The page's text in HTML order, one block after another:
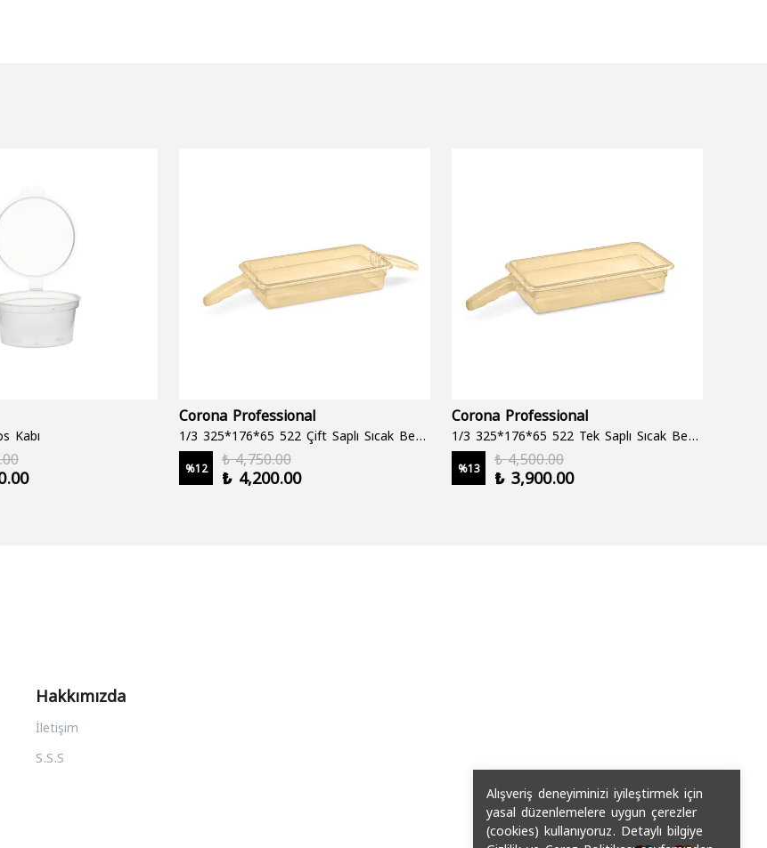
Alışveriş deneyiminizi iyileştirmek için
yasal düzenlemelere uygun çerezler
(cookies) kullanıyoruz. Detaylı bilgiye
Kabı
Corona Professional
1/3 325*176*65 522 Çift Saplı Sıcak Bekletme Tepsisi
%12
₺ 4,750.00
₺ 4,200.00
Corona Professional
1/3 325*176*65 522 Tek Saplı Sıcak Bekletme Tepsisi
%13
₺ 4,500.00
₺ 3,900.00
Hakkımızda
İletişim
S.S.S